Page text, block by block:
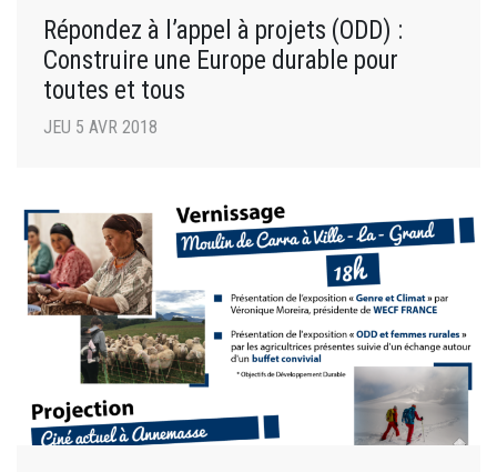
Répondez à l’appel à projets (ODD) :
Construire une Europe durable pour
toutes et tous
JEU 5 AVR 2018